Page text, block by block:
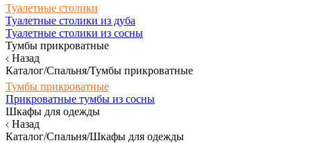
Туалетные столики
Туалетные столики из дуба
Туалетные столики из сосны
Тумбы прикроватные
Назад
Каталог/Спальня/Тумбы прикроватные
Тумбы прикроватные
Прикроватные тумбы из сосны
Шкафы для одежды
Назад
Каталог/Спальня/Шкафы для одежды